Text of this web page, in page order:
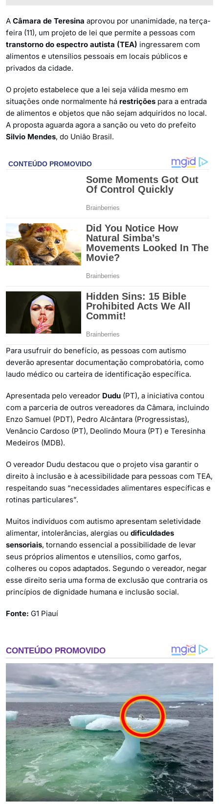
A Câmara de Teresina aprovou por unanimidade, na terça-
feira (11), um projeto de lei que permite a pessoas com
transtorno do espectro autista (TEA) ingressarem com
alimentos e utensílios pessoais em locais públicos e
privados da cidade.
O projeto estabelece que a lei seja válida mesmo em
situações onde normalmente há restrições para a entrada
de alimentos e objetos que não sejam adquiridos no local.
A proposta aguarda agora a sanção ou veto do prefeito
Silvio Mendes, do União Brasil.
Para usufruir do benefício, as pessoas com autismo
deverão apresentar documentação comprobatória, como
laudo médico ou carteira de identificação específica.
Apresentada pelo vereador Dudu (PT), a iniciativa contou
com a parceria de outros vereadores da Câmara, incluindo
Enzo Samuel (PDT), Pedro Alcântara (Progressistas),
Venâncio Cardoso (PT), Deolindo Moura (PT) e Teresinha
Medeiros (MDB).
O vereador Dudu destacou que o projeto visa garantir o
direito à inclusão e à acessibilidade para pessoas com TEA,
respeitando suas “necessidades alimentares específicas e
rotinas particulares”.
Muitos indivíduos com autismo apresentam seletividade
alimentar, intolerâncias, alergias ou dificuldades
sensoriais, tornando essencial a possibilidade de levar
seus próprios alimentos e utensílios, como garfos,
colheres ou copos adaptados. Segundo o vereador, negar
esse direito seria uma forma de exclusão que contraria os
princípios de dignidade humana e inclusão social.
Fonte: G1 Piauí